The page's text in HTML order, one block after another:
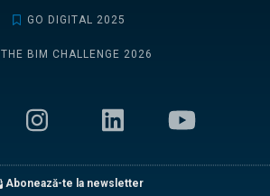
GO DIGITAL 2025
THE BIM CHALLENGE 2026
Abonează-te la newsletter